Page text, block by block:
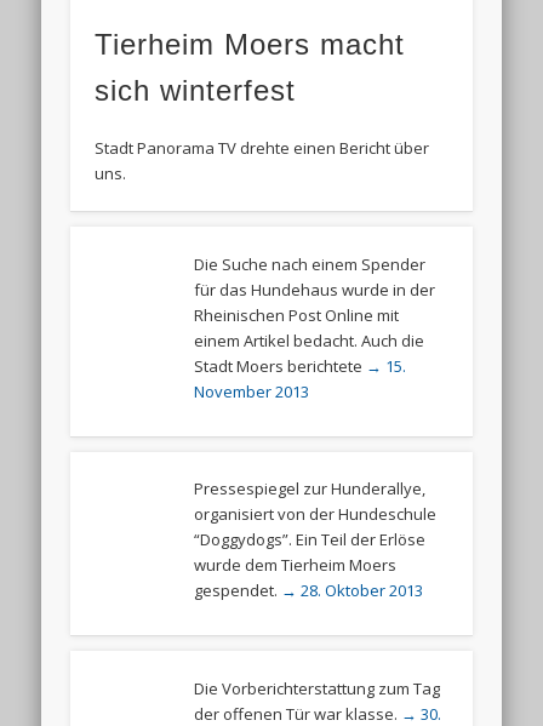
Tierheim Moers macht
sich winterfest
Stadt Panorama TV drehte einen Bericht über
uns.
Die Suche nach einem Spender
für das Hundehaus wurde in der
Rheinischen Post Online mit
einem Artikel bedacht. Auch die
Stadt Moers berichtete → 15.
November 2013
Pressespiegel zur Hunderallye,
organisiert von der Hundeschule
“Doggydogs”. Ein Teil der Erlöse
wurde dem Tierheim Moers
gespendet. → 28. Oktober 2013
Die Vorberichterstattung zum Tag
der offenen Tür war klasse. → 30.